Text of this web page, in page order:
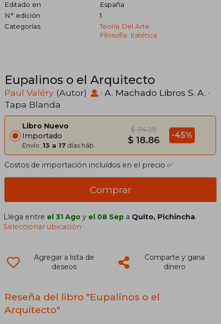
Editado en
España
N° edición
1
Categorías
Teoría Del Arte
Filosofía: Estética
Eupalinos o el Arquitecto
Paul Valéry (Autor) · A. Machado Libros S. A. ·
Tapa Blanda
Libro Nuevo
Importado
Envío: 13 a 17 días háb.
$ 34.29
$ 18.86 -45%
Costos de importación incluídos en el precio ✅
Comprar
Llega entre el 31 Ago y el 08 Sep a Quito, Pichincha.
Seleccionar ubicación
Agregar a lista de
deseos
Comparte y gana
dinero
Reseña del libro "Eupalinos o el
Arquitecto"